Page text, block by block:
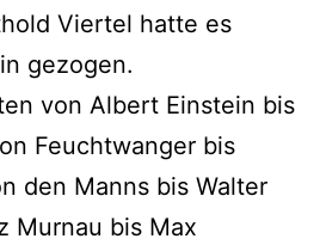
Viertel hatte es
gezogen.
von Albert Einstein bis
Feuchtwanger bis
den Manns bis Walter
Murnau bis Max